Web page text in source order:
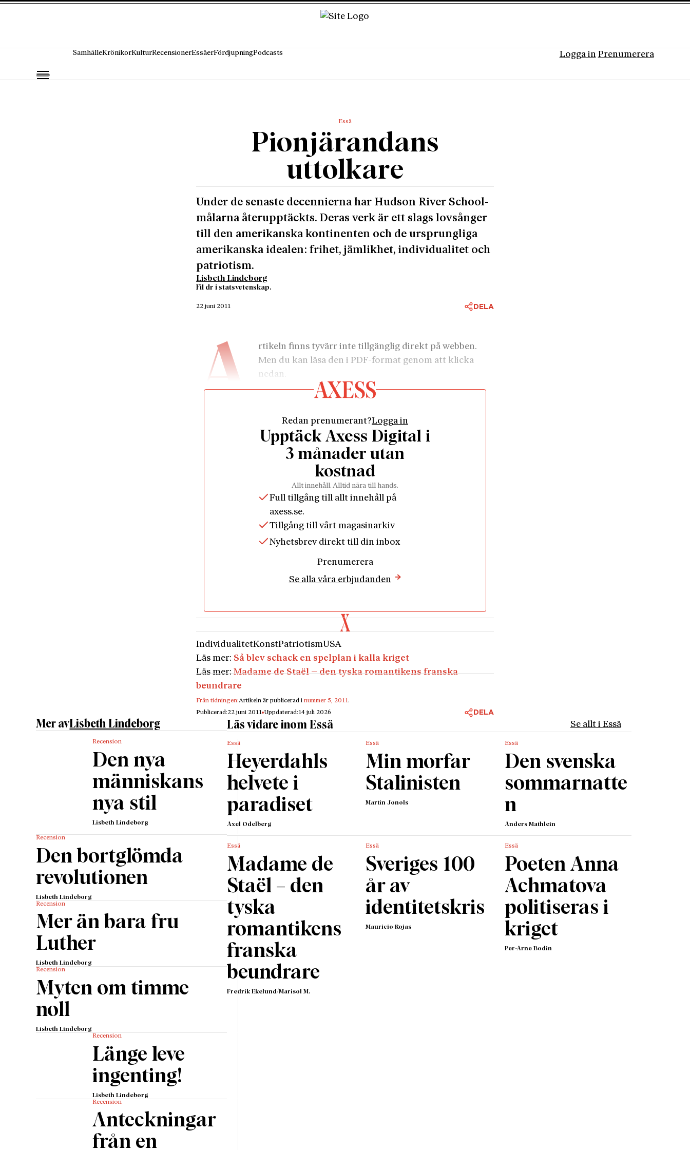
SamhälleKrönikorKulturRecensionerEssäerFördjupningPodcasts Logga in Prenumerera
Essä
Pionjärandans
uttolkare
Under de senaste decennierna har Hudson River School-
målarna återupptäckts. Deras verk är ett slags lovsånger
till den amerikanska kontinenten och de ursprungliga
amerikanska idealen: frihet, jämlikhet, individualitet och
patriotism.
Lisbeth Lindeborg
Fil dr i statsvetenskap.
22 juni 2011 DELA
A
rtikeln finns tyvärr inte tillgänglig direkt på webben.
Men du kan läsa den i PDF-format genom att klicka
nedan.
				Läs som PDF
Redan prenumerant?Logga in
Upptäck Axess Digital i
3 månader utan
kostnad
Allt innehåll. Alltid nära till hands.
Full tillgång till allt innehåll på
axess.se.
Tillgång till vårt magasinarkiv
Nyhetsbrev direkt till din inbox
Prenumerera
Se alla våra erbjudanden
IndividualitetKonstPatriotismUSA
Läs mer: Så blev schack en spelplan i kalla kriget
Läs mer:Madame de Staël – den tyska romantikens franska
beundrare
Från tidningen:Artikeln är publicerad inummer 5, 2011.
Publicerad:22 juni 2011 Uppdaterad:14 juli 2026 DELA
Mer avLisbeth Lindeborg
Recension
Den nya
människans
nya stil
Lisbeth Lindeborg
Recension
Den bortglömda
revolutionen
Lisbeth Lindeborg
Recension
Mer än bara fru
Luther
Lisbeth Lindeborg
Recension
Myten om timme
noll
Lisbeth Lindeborg
Recension
Länge leve
ingenting!
Lisbeth Lindeborg
Recension
Anteckningar
från en
Läs vidare inom Essä Se allt i Essä
Essä
Heyerdahls
helvete i
paradiset
Axel Odelberg
Essä
Min morfar
Stalinisten
Martin Jonols
Essä
Den svenska
sommarnatte
n
Anders Mathlein
Essä
Madame de
Staël – den
tyska
romantikens
franska
beundrare
Fredrik Ekelund/Marisol M.
Essä
Sveriges 100
år av
identitetskris
Mauricio Rojas
Essä
Poeten Anna
Achmatova
politiseras i
kriget
Per-Arne Bodin